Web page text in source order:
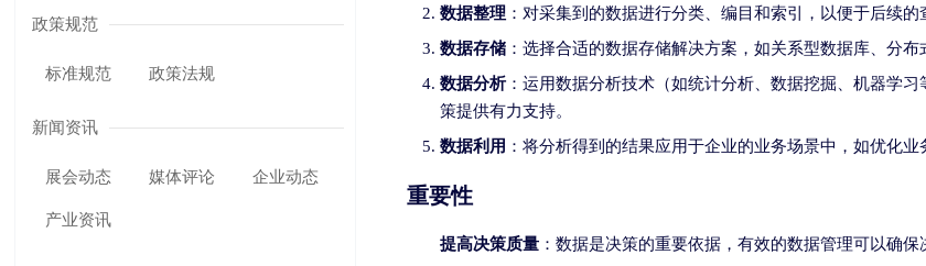
政策规范
标准规范 政策法规
新闻资讯
展会动态 媒体评论 企业动态
产业资讯
数据整理 ：对采集到的数据进行分类、编目和索引，以便于后续的
数据存储 ：选择合适的数据存储解决方案，如关系型数据库、分
数据分析：运用数据分析技术（如统计分析、数据挖掘、机器学
策提供有力支持。
数据利用 ：将分析得到的结果应用于企业的业务场景中，如优化
重要性
提高决策质量 ：数据是决策的重要依据，有效的数据管理可以确保